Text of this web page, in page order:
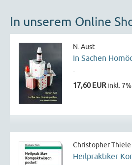
In unserem Online
N. Aust
In Sachen
-
17,60 EURinkl.
Christopher Thiele
Heilpraktiker